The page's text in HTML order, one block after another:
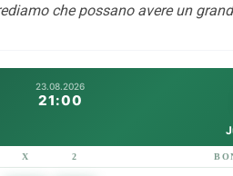
che possano avere un
23.08.2026
21:00
X 2